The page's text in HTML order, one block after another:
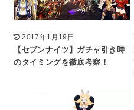
2017年1月19日
【セブンナイツ】ガチャ引き時
のタイミングを徹底考察！